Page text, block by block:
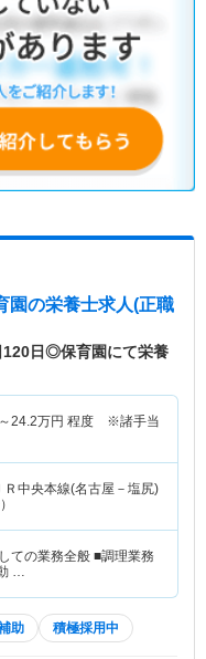
園の栄養士求人(正職
120日◎保育園にて栄養
24.2万円 程度 ※諸手当
Ｒ中央本線(名古屋－塩尻)
ての業務全般 ■調理業務
…
助 積極採用中